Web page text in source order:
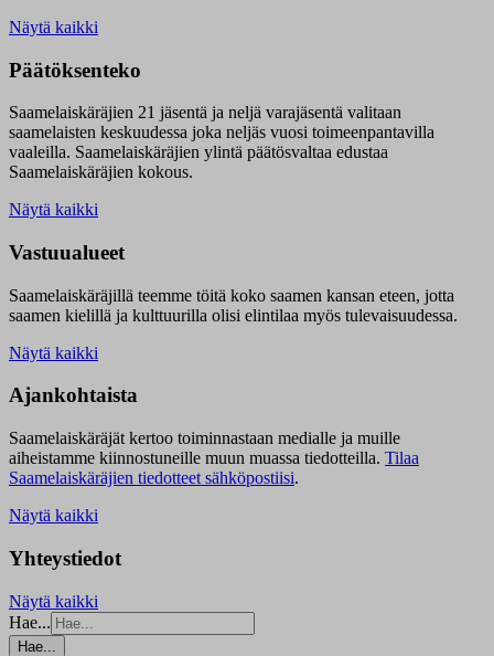
Näytä kaikki
Päätöksenteko
Saamelaiskäräjien 21 jäsentä ja neljä varajäsentä valitaan
saamelaisten keskuudessa joka neljäs vuosi toimeenpantavilla
vaaleilla. Saamelaiskäräjien ylintä päätösvaltaa edustaa
Saamelaiskäräjien kokous.
Näytä kaikki
Vastuualueet
Saamelaiskäräjillä teemme töitä koko saamen kansan eteen, jotta
saamen kielillä ja kulttuurilla olisi elintilaa myös tulevaisuudessa.
Näytä kaikki
Ajankohtaista
Saamelaiskäräjät kertoo toiminnastaan medialle ja muille
aiheistamme kiinnostuneille muun muassa tiedotteilla. Tilaa
Saamelaiskäräjien tiedotteet sähköpostiisi.
Näytä kaikki
Yhteystiedot
Näytä kaikki
Hae...
Hae...